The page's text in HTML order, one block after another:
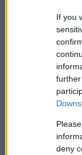
If you
deny